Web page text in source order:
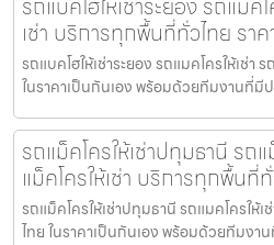
เช่า บริการทุกพื้นที่ทั่วไทย รา
รถแบคโฮให้เช่าระยอง รถแมคโครให้เช่า
ในราคาเป็นกันเอง พร้อมด้วยทีมงานที่มี
รถแม็คโครให้เช่าปทุมธานี รถ
แม็คโครให้เช่า บริการทุกพื้นที่
รถแม็คโครให้เช่าปทุมธานี รถแมคโครให้
ไทย ในราคาเป็นกันเอง พร้อมด้วยทีมง